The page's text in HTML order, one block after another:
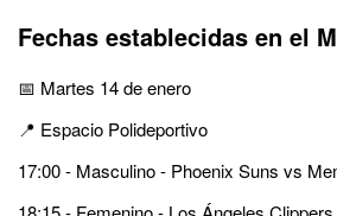
Fechas establecidas en el
📅 Martes 14 de enero
📍 Espacio Polideportivo
17:00 - Masculino - Phoenix Suns vs